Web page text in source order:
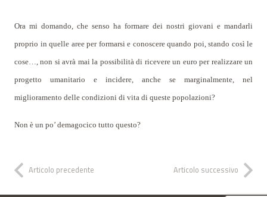
Ora mi domando, che senso ha formare dei nostri giovani e mandarli
proprio in quelle aree per formarsi e conoscere quando poi, stando così le
cose…, non si avrà mai la possibilità di ricevere un euro per realizzare un
progetto umanitario e incidere, anche se marginalmente, nel
miglioramento delle condizioni di vita di queste popolazioni?
Non è un po’ demagocico tutto questo?
Articolo precedente Articolo successivo